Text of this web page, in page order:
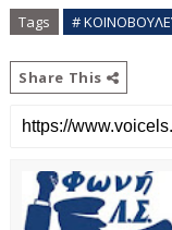
Tags #
Share This